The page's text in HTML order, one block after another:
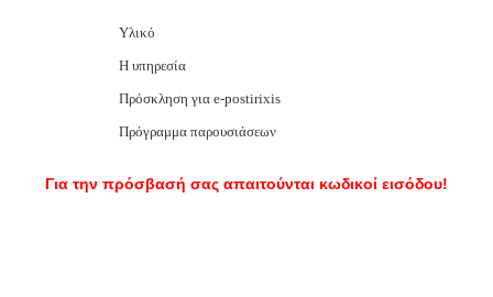
Υλικό
Η υπηρεσία
Πρόσκληση για e-postirixis
Πρόγραμμα παρουσιάσεων
Για την πρόσβασή σας απαιτούνται κωδικοί εισόδου!